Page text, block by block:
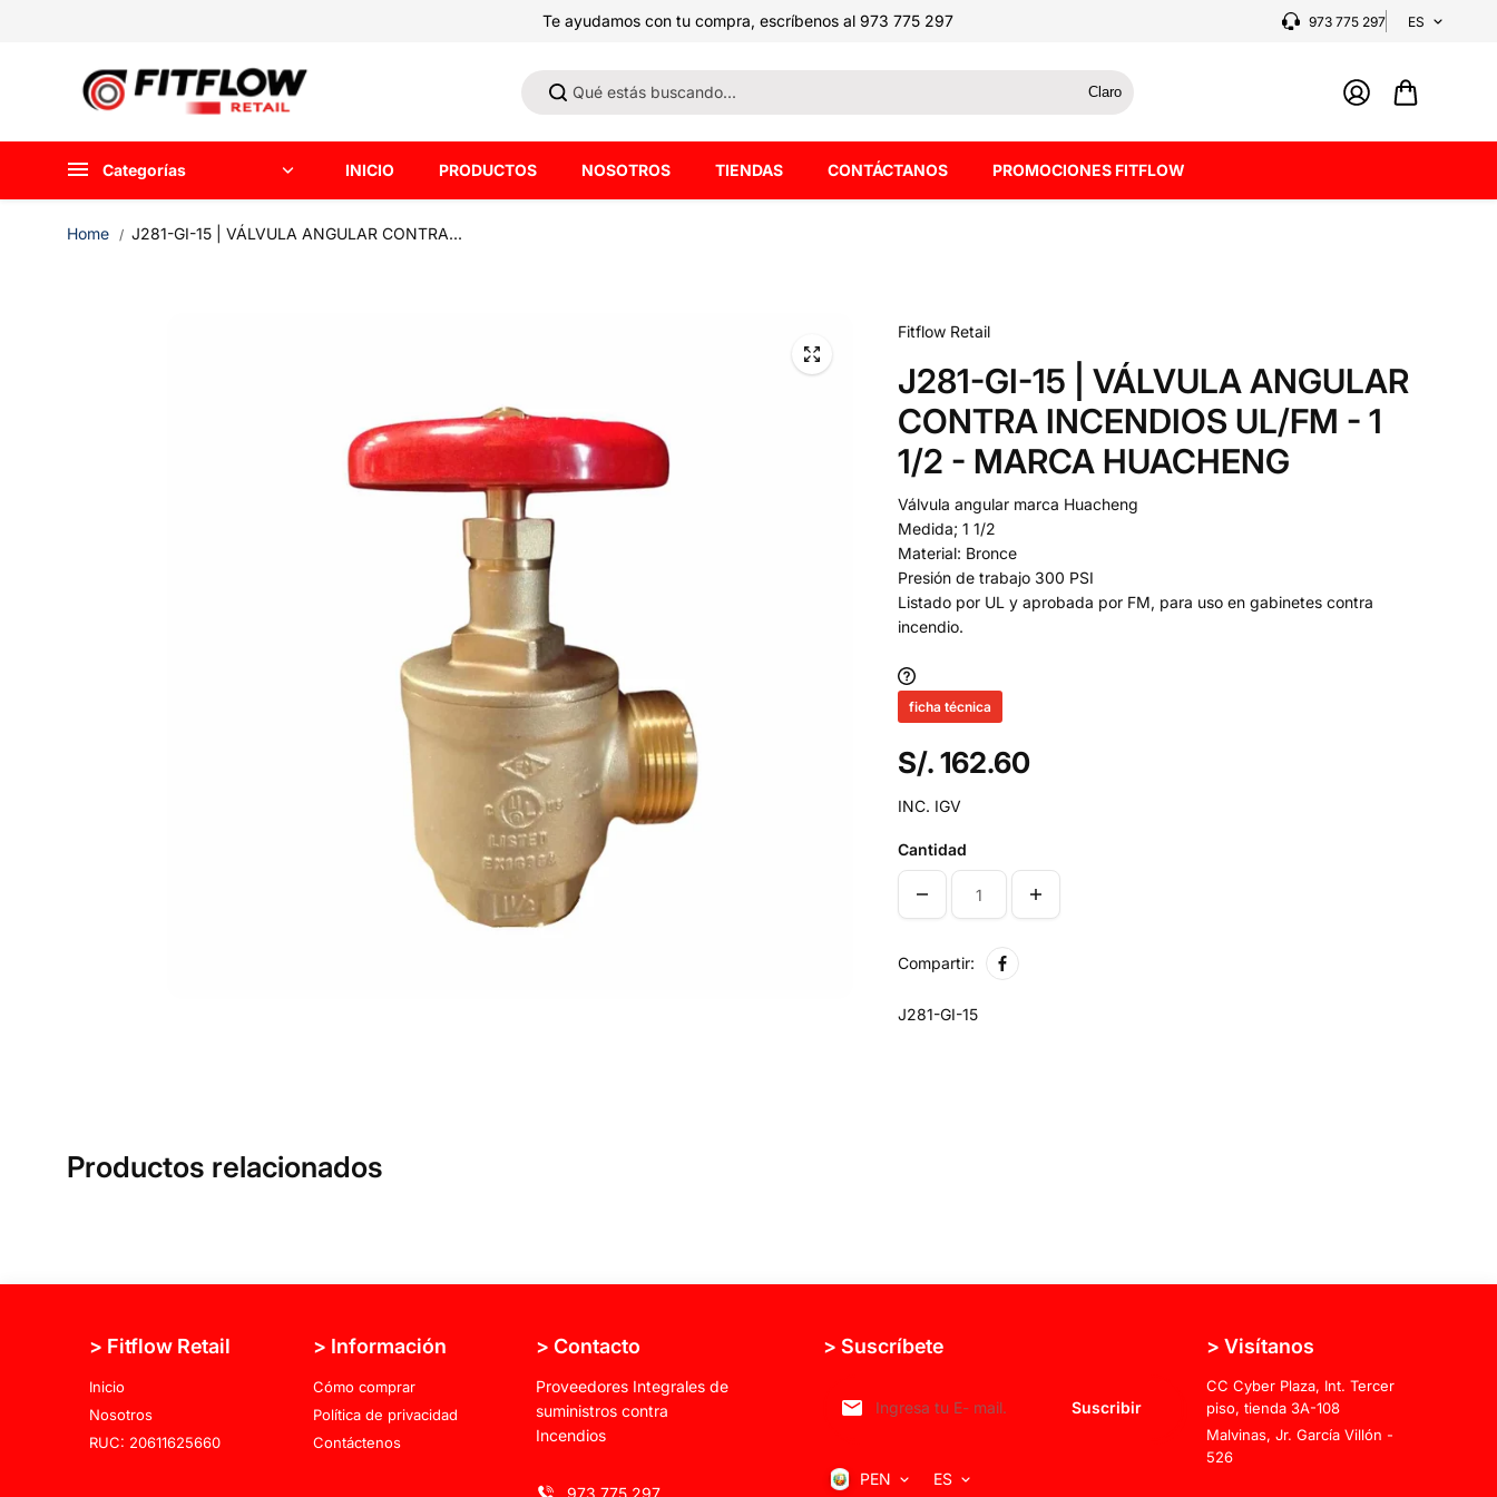
Te ayudamos con tu compra, escríbenos al 973 775 297 973 775 297 ES
Claro
Categorías INICIO PRODUCTOS NOSOTROS TIENDAS CONTÁCTANOS PROMOCIONES FITFLOW
Home J281-GI-15 | VÁLVULA ANGULAR CONTRA...
Fitflow Retail
J281-GI-15 | VÁLVULA ANGULAR
CONTRA INCENDIOS UL/FM - 1
1/2 - MARCA HUACHENG
Válvula angular marca Huacheng
Medida; 1 1/2
Material: Bronce
Presión de trabajo 300 PSI
Listado por UL y aprobada por FM, para uso en gabinetes contra
incendio.
ficha técnica
S/. 162.60
INC. IGV
Cantidad
Compartir:
J281-GI-15
Productos relacionados
> Fitflow Retail
Inicio
Nosotros
RUC: 20611625660
> Información
Cómo comprar
Política de privacidad
Contáctenos
> Contacto
Proveedores Integrales de
suministros contra
Incendios
> Suscríbete
Suscribir
PEN ES
> Visítanos
CC Cyber Plaza, Int. Tercer
piso, tienda 3A-108
Malvinas, Jr. García Villón -
526